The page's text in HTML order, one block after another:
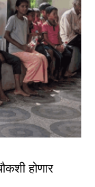
होणार